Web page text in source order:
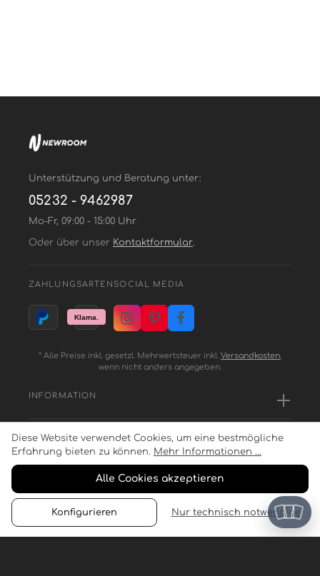
Unterstützung und Beratung unter:
05232 - 9462987
Mo-Fr, 09:00 - 15:00 Uhr
Oder über unser Kontaktformular.
ZAHLUNGSARTEN SOCIAL MEDIA
* Alle Preise inkl. gesetzl. Mehrwertsteuer inkl. Versandkosten,
wenn nicht anders angegeben.
INFORMATION
SERVICE
Diese Website verwendet Cookies, um eine bestmögliche
Erfahrung bieten zu können. Mehr Informationen ...
Alle Cookies akzeptieren
Konfigurieren Nur technisch notwendige